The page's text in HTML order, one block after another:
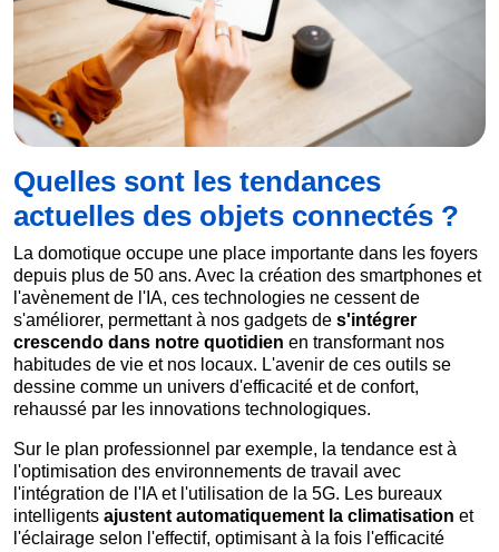
Quelles sont les tendances
actuelles des objets connectés ?
La domotique occupe une place importante dans les foyers
depuis plus de 50 ans. Avec la création des smartphones et
l'avènement de l'IA, ces technologies ne cessent de
s'améliorer, permettant à nos gadgets de s'intégrer
crescendo dans notre quotidien en transformant nos
habitudes de vie et nos locaux. L'avenir de ces outils se
dessine comme un univers d'efficacité et de confort,
rehaussé par les innovations technologiques.
Sur le plan professionnel par exemple, la tendance est à
l'optimisation des environnements de travail avec
l'intégration de l'IA et l'utilisation de la 5G. Les bureaux
intelligents ajustent automatiquement la climatisation et
l'éclairage selon l'effectif, optimisant à la fois l'efficacité